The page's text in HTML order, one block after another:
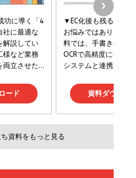
法則
ンキングをもっと見る
を最大化する ルールのデザイン
ンキングをもっと見る
ンキングをもっと見る